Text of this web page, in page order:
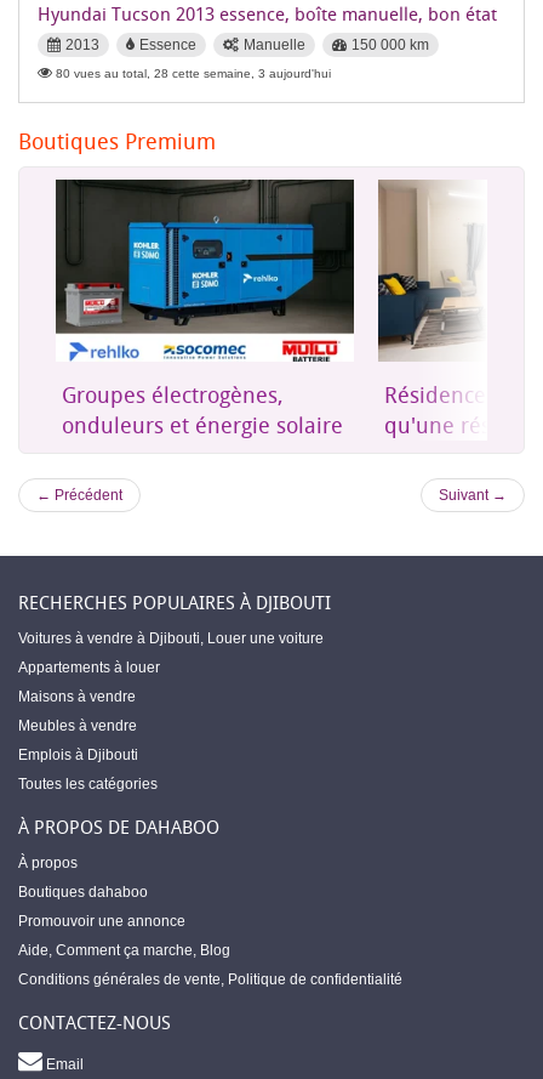
Hyundai Tucson 2013 essence, boîte manuelle, bon état
2013 Essence Manuelle 150 000 km
80 vues au total, 28 cette semaine, 3 aujourd'hui
Boutiques Premium
Résidence Levent – Plus
qu'une résidence, un lieu
Première
islamique à
← Précédent Suivant →
RECHERCHES POPULAIRES À DJIBOUTI
Voitures à vendre à Djibouti, Louer une voiture
Appartements à louer
Maisons à vendre
Meubles à vendre
Emplois à Djibouti
Toutes les catégories
À PROPOS DE DAHABOO
À propos
Boutiques dahaboo
Promouvoir une annonce
Aide, Comment ça marche, Blog
Conditions générales de vente, Politique de confidentialité
CONTACTEZ-NOUS
Email